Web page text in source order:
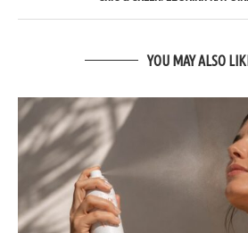
YOU MAY ALSO